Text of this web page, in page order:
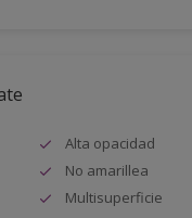
Alta opacidad
No amarillea
Multisuperficie